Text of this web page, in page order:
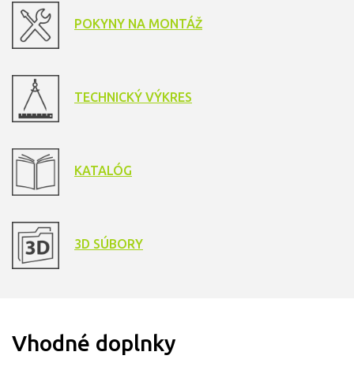
POKYNY NA MONTÁŽ
TECHNICKÝ VÝKRES
KATALÓG
3D SÚBORY
Vhodné doplnky